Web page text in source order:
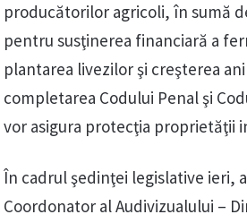
producătorilor agricoli, în sumă
pentru susţinerea financiară a
plantarea livezilor şi creşterea
completarea Codului Penal şi
vor asigura protecţia proprietăţii
În cadrul şedinţei legislative ieri,
Coordonator al Audivizualului –